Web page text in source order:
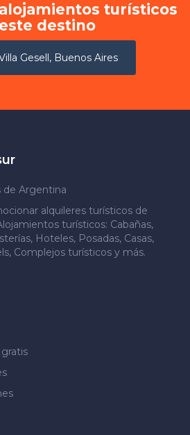
turísticos
destino
Gesell, Buenos Aires
de Argentina
alquileres turísticos de
turísticos: Cabañas,
Hoteles, Posadas, Casas,
Complejos turísticos y más.